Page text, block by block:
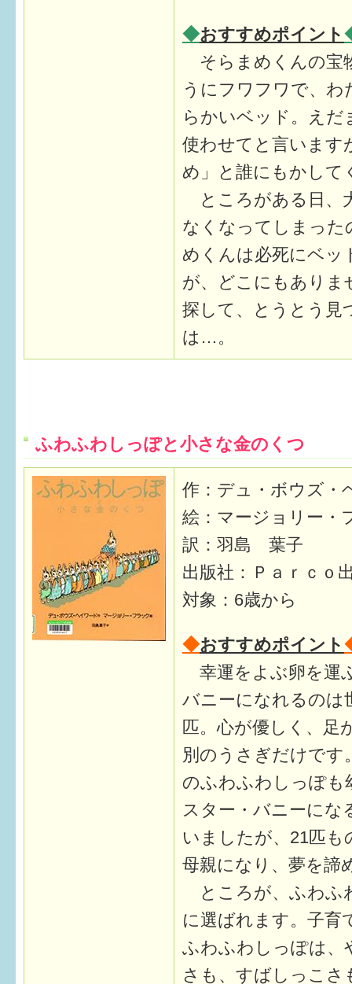
◆おすすめポイント
そらまめくんの宝
うにフワフワで、
らかいベッド。え
使わせてと言います
め」と誰にもかして
ところがある日、
なくなってしまった
めくんは必死にベッ
が、どこにもありま
探して、とうとう見
は…。
ふわふわしっぽと小さな金のくつ
作：デュ・ボウズ・
絵：マージョリー・
訳：羽島 葉子
出版社：Ｐａｒｃｏ
対象：6歳から
◆おすすめポイント
幸運をよぶ卵を運
バニーになれるのは
匹。心が優しく、足
別のうさぎだけです
のふわふわしっぽも
スター・バニーにな
いましたが、21匹も
母親になり、夢を諦
ところが、ふわふ
に選ばれます。子育
ふわふわしっぽは、
さも、すばしっこさ